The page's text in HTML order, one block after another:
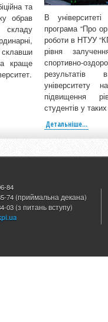
та
обрав
краще
В
програма “Про
роботи в НТУУ
рівня
спортивно-
результатів
університету
підвищення
студентів у
Детальніше...
84
74 (приймальна декана)
03 (з питань вступу)